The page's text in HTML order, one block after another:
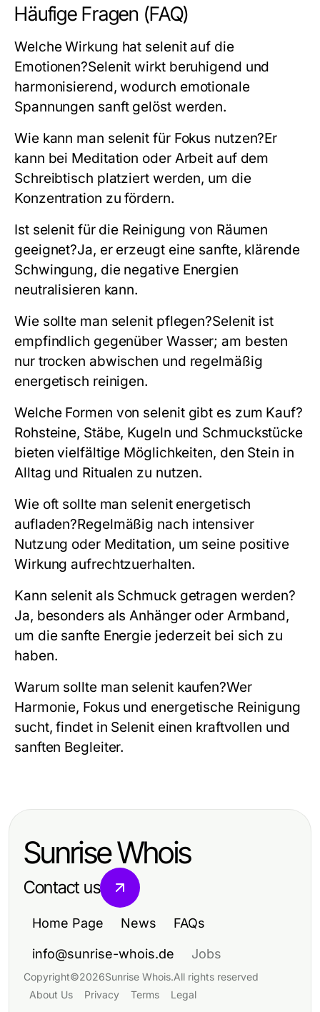
Häufige Fragen (FAQ)
Welche Wirkung hat selenit auf die
Emotionen?Selenit wirkt beruhigend und
harmonisierend, wodurch emotionale
Spannungen sanft gelöst werden.
Wie kann man selenit für Fokus nutzen?Er
kann bei Meditation oder Arbeit auf dem
Schreibtisch platziert werden, um die
Konzentration zu fördern.
Ist selenit für die Reinigung von Räumen
geeignet?Ja, er erzeugt eine sanfte, klärende
Schwingung, die negative Energien
neutralisieren kann.
Wie sollte man selenit pflegen?Selenit ist
empfindlich gegenüber Wasser; am besten
nur trocken abwischen und regelmäßig
energetisch reinigen.
Welche Formen von selenit gibt es zum Kauf?
Rohsteine, Stäbe, Kugeln und Schmuckstücke
bieten vielfältige Möglichkeiten, den Stein in
Alltag und Ritualen zu nutzen.
Wie oft sollte man selenit energetisch
aufladen?Regelmäßig nach intensiver
Nutzung oder Meditation, um seine positive
Wirkung aufrechtzuerhalten.
Kann selenit als Schmuck getragen werden?
Ja, besonders als Anhänger oder Armband,
um die sanfte Energie jederzeit bei sich zu
haben.
Warum sollte man selenit kaufen?Wer
Harmonie, Fokus und energetische Reinigung
sucht, findet in Selenit einen kraftvollen und
sanften Begleiter.
Sunrise Whois
Contact us
Home Page News FAQs
info@sunrise-whois.de Jobs
Copyright©2026Sunrise Whois.All rights reserved
About Us
Privacy Terms Legal